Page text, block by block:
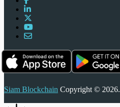
Siam Blockchain Copyright © 2026.